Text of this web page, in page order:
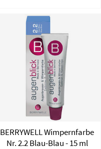
BERRYWELL Wimpernfarbe
Nr. 2.2 Blau-Blau - 15 ml